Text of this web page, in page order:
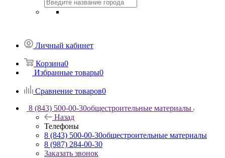
Личный кабинет
Корзина0
Избранные товары0
Сравнение товаров0
8 (843) 500-00-30общестроительные материалы
Назад
Телефоны
8 (843) 500-00-30общестроительные материалы
8 (987) 284-00-30
Заказать звонок